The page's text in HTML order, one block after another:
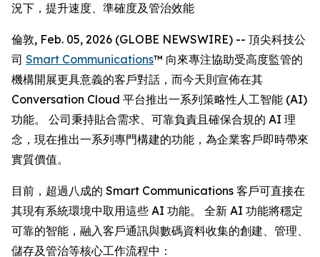
況下，提升速度、準確度及管治效能
倫敦, Feb. 05, 2026 (GLOBE NEWSWIRE) -- 頂尖科技公
司 Smart Communications™ 向來專注協助受高度監管的
機構開展更具意義的客戶對話，而今天則宣佈在其
Conversation Cloud 平台推出一系列策略性人工智能 (AI)
功能。 公司秉持貼合需求、可靠負責且確保合規的 AI 理
念，現在推出一系列專門構建的功能，為企業客戶即時帶來
實質價值。
目前，超過八成的 Smart Communications 客戶可直接在
其現有系統環境中取用這些 AI 功能。 全新 AI 功能將穩定
可靠的智能，融入客戶通訊與數碼資料收集的創建、管理、
儲存及管治等核心工作流程中：